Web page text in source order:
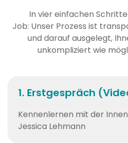
In vier einfachen
Job: Unser Prozess ist
und darauf ausgelegt,
unkompliziert wie
1. Erstgespräch
Kennenlernen mit der
Jessica Lehmann